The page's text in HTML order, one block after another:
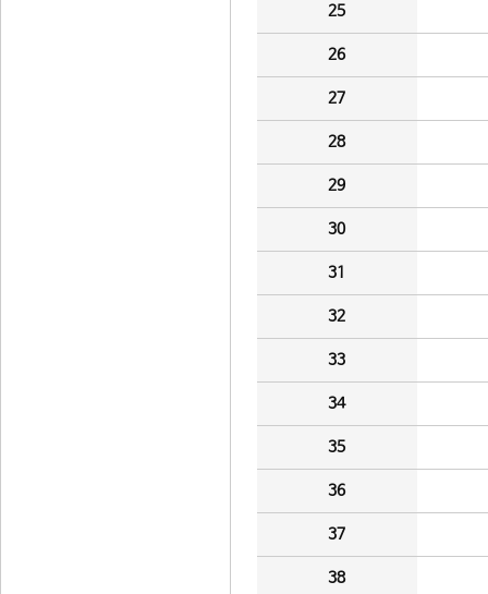
25
26
27
28
29
30
31
32
33
34
35
36
37
38